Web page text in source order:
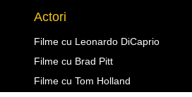
Actori
Filme cu Leonardo DiCaprio
Filme cu Brad Pitt
Filme cu Tom Holland